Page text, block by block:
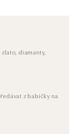
diamanty,
z babičky na